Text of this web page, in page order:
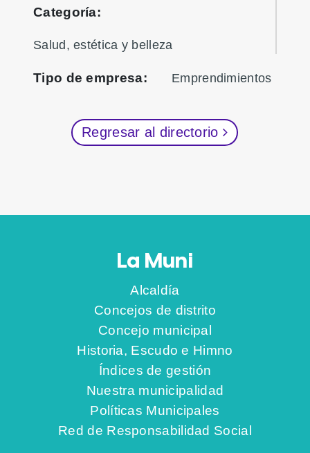
Categoría:
Salud, estética y belleza
Tipo de empresa: Emprendimientos
Regresar al directorio
La Muni
Alcaldía
Concejos de distrito
Concejo municipal
Historia, Escudo e Himno
Índices de gestión
Nuestra municipalidad
Políticas Municipales
Red de Responsabilidad Social